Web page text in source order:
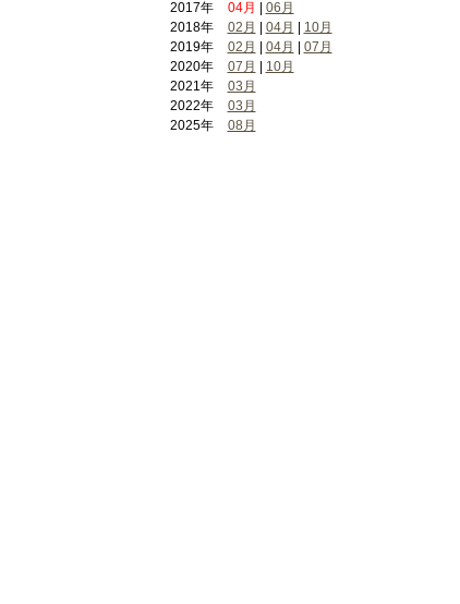
2017年
04月
06月
2018年
02月 04月
10月
2019年
02月 04月
07月
2020年
07月
10月
2021年
03月
2022年
03月
2025年
08月